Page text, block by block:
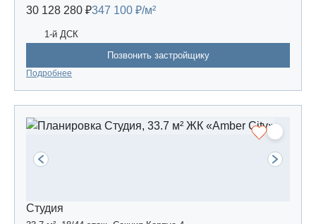
30 128 280 ₽347 100 ₽/м²
1-й ДСК
Позвонить застройщику
Подробнее
Студия